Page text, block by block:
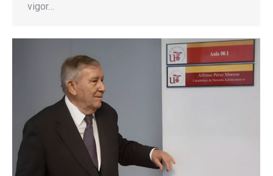
vigor…